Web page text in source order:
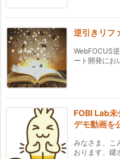
逆引きリフ
WebFOCUS
ート開発にお
FOBI Lab
デモ動画を
みなさま、こ
おります、鑓